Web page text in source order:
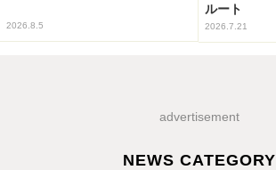
2026.8.5
ルート
2026.7.21
advertisement
NEWS CATEGORY